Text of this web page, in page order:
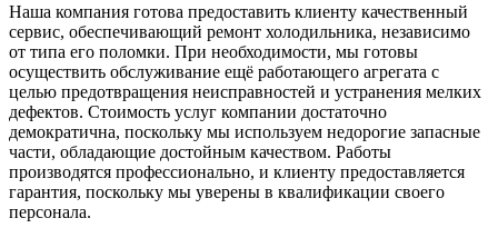
Наша компания готова предоставить клиенту качественный
сервис, обеспечивающий ремонт холодильника, независимо
от типа его поломки. При необходимости, мы готовы
осуществить обслуживание ещё работающего агрегата с
целью предотвращения неисправностей и устранения мелких
дефектов. Стоимость услуг компании достаточно
демократична, поскольку мы используем недорогие запасные
части, обладающие достойным качеством. Работы
производятся профессионально, и клиенту предоставляется
гарантия, поскольку мы уверены в квалификации своего
персонала.